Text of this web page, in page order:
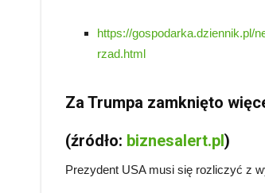
https://gospodarka.dziennik.pl/
rzad.html
Za Trumpa zamknięto
(źródło: biznesalert.pl)
Prezydent USA musi się rozliczyć z